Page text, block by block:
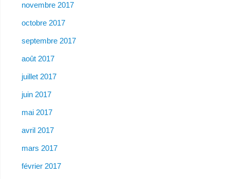
novembre 2017
octobre 2017
septembre 2017
août 2017
juillet 2017
juin 2017
mai 2017
avril 2017
mars 2017
février 2017